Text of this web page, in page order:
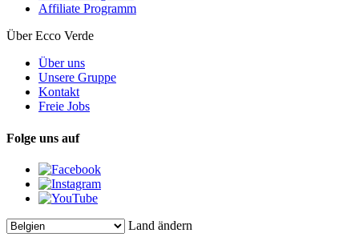
Affiliate Programm
Über Ecco Verde
Über uns
Unsere Gruppe
Kontakt
Freie Jobs
Folge uns auf
Land ändern